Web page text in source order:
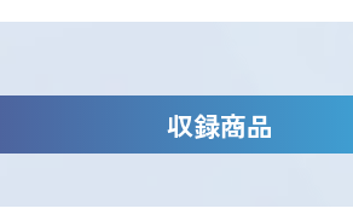
収録商品